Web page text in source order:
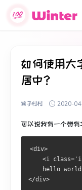
如何使用大
居中？
猴子村村 2020-
可以说我有一个带有
<div>
<i
    hello world
</div>